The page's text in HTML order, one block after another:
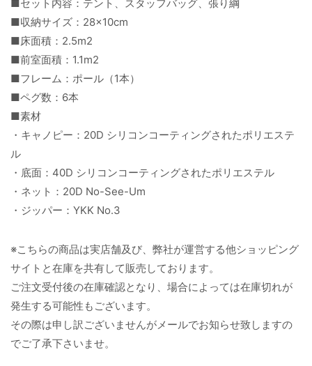
■セット内容：テント、スタッフバッグ、張り綱
■収納サイズ：28×10cm
■床面積：2.5m2
■前室面積：1.1m2
■フレーム：ポール（1本）
■ペグ数：6本
■素材
・キャノピー：20D シリコンコーティングされたポリエステ
ル
・底面：40D シリコンコーティングされたポリエステル
・ネット：20D No-See-Um
・ジッパー：YKK No.3
※こちらの商品は実店舗及び、弊社が運営する他ショッピング
サイトと在庫を共有して販売しております。
ご注文受付後の在庫確認となり、場合によっては在庫切れが
発生する可能性もございます。
その際は申し訳ございませんがメールでお知らせ致しますの
でご了承下さいませ。